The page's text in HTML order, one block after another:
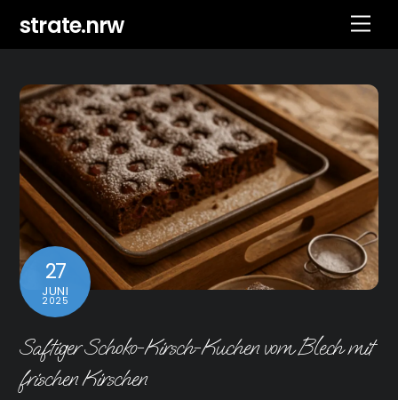
strate.nrw
27
JUNI
2025
Saftiger Schoko-Kirsch-Kuchen vom Blech mit
frischen Kirschen